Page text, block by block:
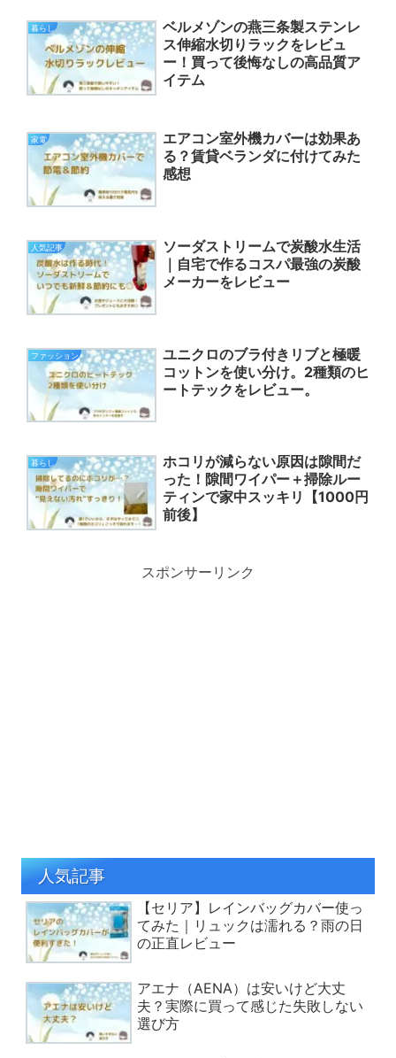
暮らし
ベルメゾンの燕三条製ステンレ
ス伸縮水切りラックをレビュ
ー！買って後悔なしの高品質ア
イテム
家電
エアコン室外機カバーは効果あ
る？賃貸ベランダに付けてみた
感想
人気記事
ソーダストリームで炭酸水生活
｜自宅で作るコスパ最強の炭酸
メーカーをレビュー
ファッション
ユニクロのブラ付きリブと極暖
コットンを使い分け。2種類のヒ
ートテックをレビュー。
暮らし
ホコリが減らない原因は隙間だ
った！隙間ワイパー＋掃除ルー
ティンで家中スッキリ【1000円
前後】
スポンサーリンク
人気記事
【セリア】レインバッグカバー使っ
てみた｜リュックは濡れる？雨の日
の正直レビュー
アエナ（AENA）は安いけど大丈
夫？実際に買って感じた失敗しない
選び方